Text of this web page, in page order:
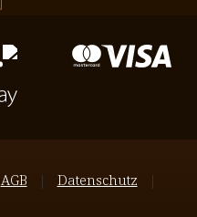
AGB Datenschutz